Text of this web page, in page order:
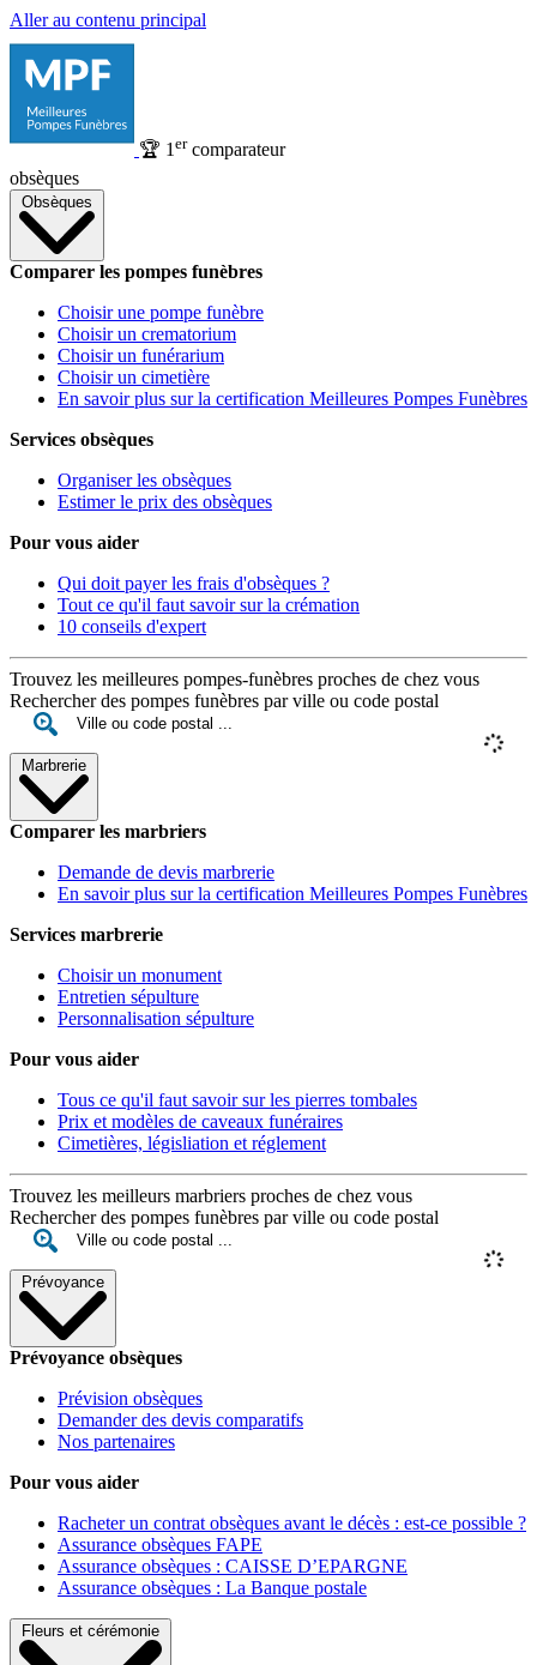
Aller au contenu principal
🏆 1 ercomparateur
obsèques
Obsèques
Comparer les pompes funèbres
Choisir une pompe funèbre
Choisir un crematorium
Choisir un funérarium
Choisir un cimetière
En savoir plus sur la certification Meilleures Pompes Funèbres
Services obsèques
Organiser les obsèques
Estimer le prix des obsèques
Pour vous aider
Qui doit payer les frais d'obsèques ?
Tout ce qu'il faut savoir sur la crémation
10 conseils d'expert
Trouvez les meilleures pompes-funèbres proches de chez vous
Rechercher des pompes funèbres par ville ou code postal
Marbrerie
Comparer les marbriers
Demande de devis marbrerie
En savoir plus sur la certification Meilleures Pompes Funèbres
Services marbrerie
Choisir un monument
Entretien sépulture
Personnalisation sépulture
Pour vous aider
Tous ce qu'il faut savoir sur les pierres tombales
Prix et modèles de caveaux funéraires
Cimetières, législiation et réglement
Trouvez les meilleurs marbriers proches de chez vous
Rechercher des pompes funèbres par ville ou code postal
Prévoyance
Prévoyance obsèques
Prévision obsèques
Demander des devis comparatifs
Nos partenaires
Pour vous aider
Racheter un contrat obsèques avant le décès : est-ce possible ?
Assurance obsèques FAPE
Assurance obsèques : CAISSE D’EPARGNE
Assurance obsèques : La Banque postale
Fleurs et cérémonie